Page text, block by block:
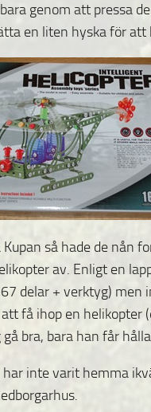
genom att pressa
en liten hyska för att
så hade de nån
av. Enligt en
delar + verktyg) men
få ihop en helikopter
gå bra, bara han får
inte varit hemma